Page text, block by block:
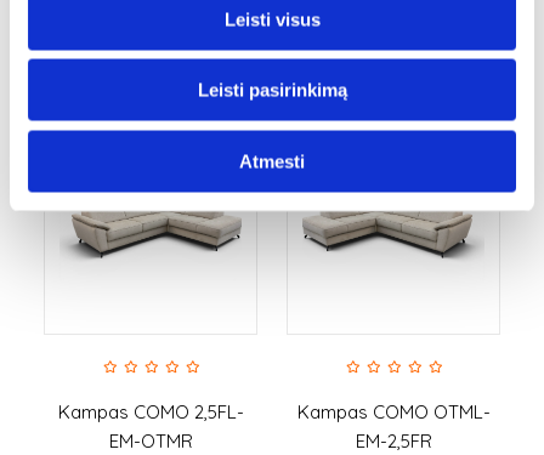
Leisti visus
Leisti pasirinkimą
Atmesti
Panašios prekės
Kampas COMO 2,5FL-
EM-OTMR
N
Kampas COMO OTML-
EM-2,5FR